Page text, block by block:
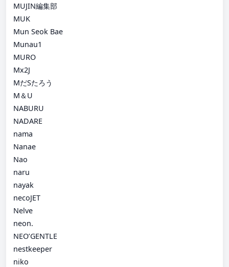
MUJIN編集部
MUK
Mun Seok Bae
Munau1
MURO
Mx2J
MだSたろう
M＆U
NABURU
NADARE
nama
Nanae
Nao
naru
nayak
necoJET
Nelve
neon.
NEO’GENTLE
nestkeeper
niko